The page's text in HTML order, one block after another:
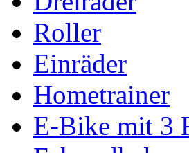
Roller
Einräder
Hometrainer
E-Bike mit 3